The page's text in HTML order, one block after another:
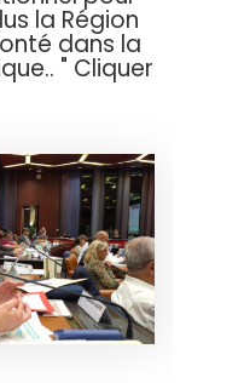
la Région
dans la
" Cliquer